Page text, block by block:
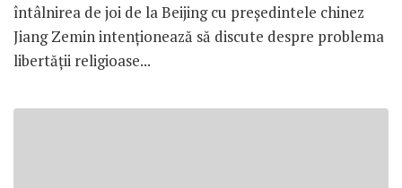
întâlnirea de joi de la Beijing cu preşedintele chinez
Jiang Zemin intenţionează să discute despre problema
libertăţii religioase...